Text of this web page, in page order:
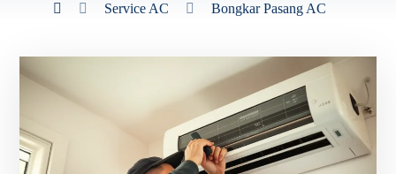
Service AC Bongkar Pasang AC